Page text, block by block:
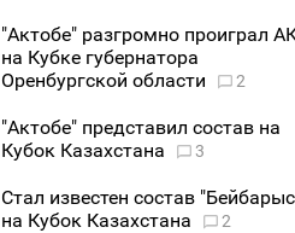
"Актобе" разгромно проиграл
на Кубке губернатора
Оренбургской области
2
"Актобе" представил состав на
Кубок Казахстана
3
Стал известен состав
на Кубок Казахстана
2